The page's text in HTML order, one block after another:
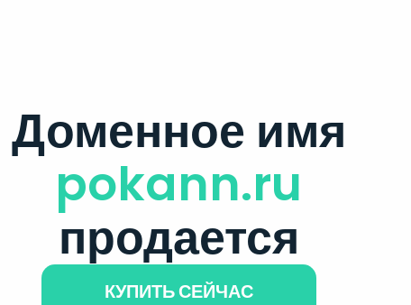
Доменное имя
pokann.ru
продается
КУПИТЬ СЕЙЧАС